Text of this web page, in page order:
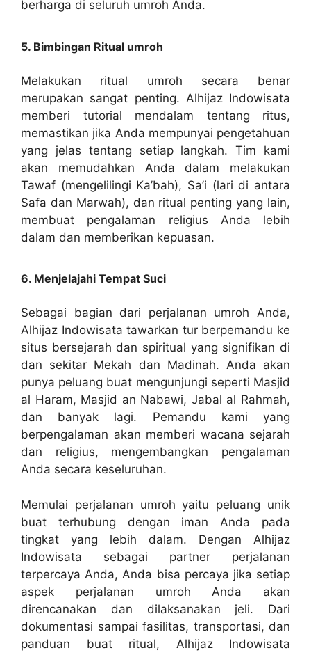
berharga di seluruh umroh Anda.
5. Bimbingan Ritual umroh
Melakukan ritual umroh secara benar
merupakan sangat penting. Alhijaz Indowisata
memberi tutorial mendalam tentang ritus,
memastikan jika Anda mempunyai pengetahuan
yang jelas tentang setiap langkah. Tim kami
akan memudahkan Anda dalam melakukan
Tawaf (mengelilingi Ka’bah), Sa’i (lari di antara
Safa dan Marwah), dan ritual penting yang lain,
membuat pengalaman religius Anda lebih
dalam dan memberikan kepuasan.
6. Menjelajahi Tempat Suci
Sebagai bagian dari perjalanan umroh Anda,
Alhijaz Indowisata tawarkan tur berpemandu ke
situs bersejarah dan spiritual yang signifikan di
dan sekitar Mekah dan Madinah. Anda akan
punya peluang buat mengunjungi seperti Masjid
al Haram, Masjid an Nabawi, Jabal al Rahmah,
dan banyak lagi. Pemandu kami yang
berpengalaman akan memberi wacana sejarah
dan religius, mengembangkan pengalaman
Anda secara keseluruhan.
Memulai perjalanan umroh yaitu peluang unik
buat terhubung dengan iman Anda pada
tingkat yang lebih dalam. Dengan Alhijaz
Indowisata sebagai partner perjalanan
terpercaya Anda, Anda bisa percaya jika setiap
aspek perjalanan umroh Anda akan
direncanakan dan dilaksanakan jeli. Dari
dokumentasi sampai fasilitas, transportasi, dan
panduan buat ritual, Alhijaz Indowisata